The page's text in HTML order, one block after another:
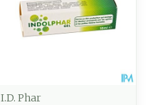
I.D. Phar